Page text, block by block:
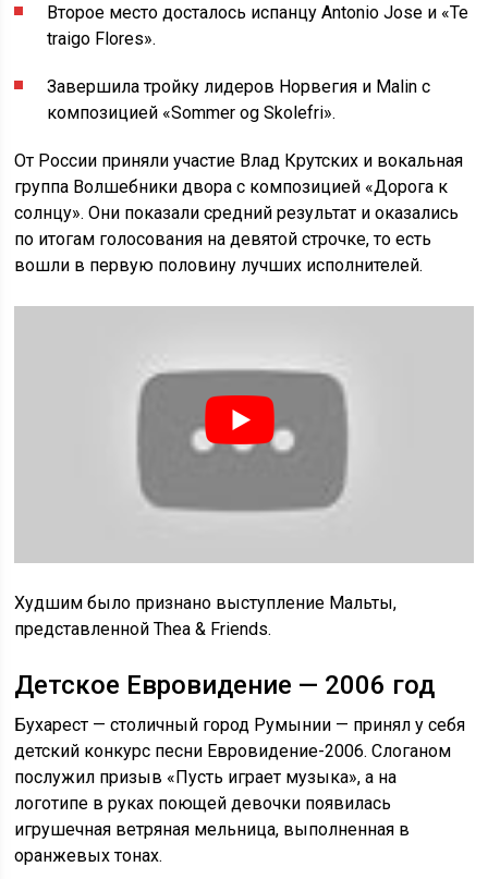
Второе место досталось испанцу Antonio Jose и «Te
traigo Flores».
Завершила тройку лидеров Норвегия и Malin с
композицией «Sommer og Skolefri».
От России приняли участие Влад Крутских и вокальная
группа Волшебники двора с композицией «Дорога к
солнцу». Они показали средний результат и оказались
по итогам голосования на девятой строчке, то есть
вошли в первую половину лучших исполнителей.
Худшим было признано выступление Мальты,
представленной Thea & Friends.
Детское Евровидение — 2006 год
Бухарест — столичный город Румынии — принял у себя
детский конкурс песни Евровидение-2006. Слоганом
послужил призыв «Пусть играет музыка», а на
логотипе в руках поющей девочки появилась
игрушечная ветряная мельница, выполненная в
оранжевых тонах.